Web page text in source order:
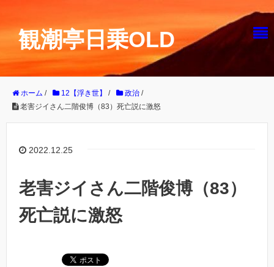
観潮亭日乗OLD
ホーム / 12【浮き世】 / 政治 /
老害ジイさん二階俊博（83）死亡説に激怒
2022.12.25
老害ジイさん二階俊博（83）
死亡説に激怒